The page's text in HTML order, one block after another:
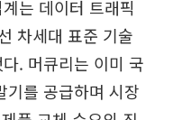
는 데이터 트래픽
차세대 표준 기술
. 머큐리는 이미 국
기를 공급하며 시장